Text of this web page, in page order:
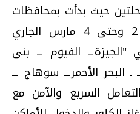
حيث بدأت بمحافظات
الصعيد في الفترة من 2 وحتى 4 مارس الجاري
هي "الجيزةــ الفيوم ــ بنى
البحر الأحمرــ سوهاج ــ
السريع والآمن مع